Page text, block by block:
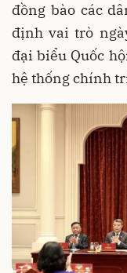
đồng bào các
định vai trò
đại biểu Quốc
hệ thống chính